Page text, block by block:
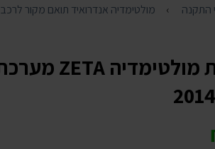
מולטימדיה אנדרואיד תואם מקור לרכב